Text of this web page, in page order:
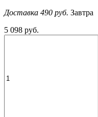
Доставка 490 руб. Завтра
5 098 руб.